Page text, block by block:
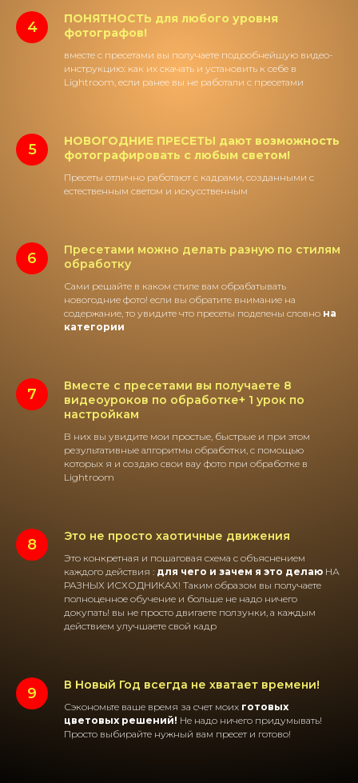
ПОНЯТНОСТЬ для любого уровня
фотографов!
вместе с пресетами вы получаете подробнейшую видео-
инструкцию: как их скачать и установить к себе в
Lightroom, если ранее вы не работали с пресетами
НОВОГОДНИЕ ПРЕСЕТЫ дают возможность
фотографировать с любым светом!
Пресеты отлично работают с кадрами, созданными с
естественным светом и искусственным
Пресетами можно делать разную по стилям
обработку
Сами решайте в каком стиле вам обрабатывать
новогодние фото! если вы обратите внимание на
содержание, то увидите что пресеты поделены словно на
категории
Вместе с пресетами вы получаете 8
видеоуроков по обработке+ 1 урок по
настройкам
В них вы увидите мои простые, быстрые и при этом
результативные алгоритмы обработки, с помощью
которых я и создаю свои вау фото при обработке в
Lightroom
Это не просто хаотичные движения
Это конкретная и пошаговая схема с объяснением
каждого действия : для чего и зачем я это делаю НА
РАЗНЫХ ИСХОДНИКАХ! Таким образом вы получаете
полноценное обучение и больше не надо ничего
докупать! вы не просто двигаете ползунки, а каждым
действием улучшаете свой кадр
В Новый Год всегда не хватает времени!
Сэкономьте ваше время за счет моих готовых
цветовых решений! Не надо ничего придумывать!
Просто выбирайте нужный вам пресет и готово!